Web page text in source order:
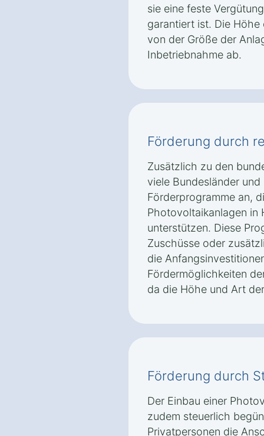
sie eine feste
garantiert ist. Die
von der Größe der
Inbetriebnahme ab.
Förderung durch
Zusätzlich zu den
viele Bundesländer
Förderprogramme an,
Photovoltaikanlagen in
unterstützen. Diese
Zuschüsse oder
die
Fördermöglichkeiten
da die Höhe und Art
Förderung durch
Der Einbau einer
zudem steuerlich
Privatpersonen die